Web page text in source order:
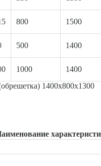
800 1500
500 1400
1000 1400
1400х800х1300